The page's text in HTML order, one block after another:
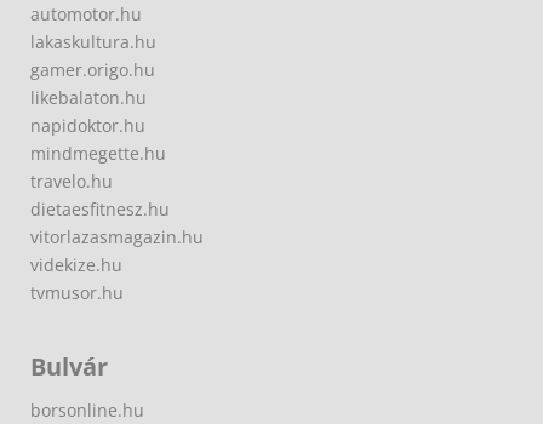
automotor.hu
lakaskultura.hu
gamer.origo.hu
likebalaton.hu
napidoktor.hu
mindmegette.hu
travelo.hu
dietaesfitnesz.hu
vitorlazasmagazin.hu
videkize.hu
tvmusor.hu
Bulvár
borsonline.hu